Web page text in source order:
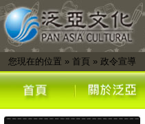
您現在的位置 » 首頁 » 政令宣導